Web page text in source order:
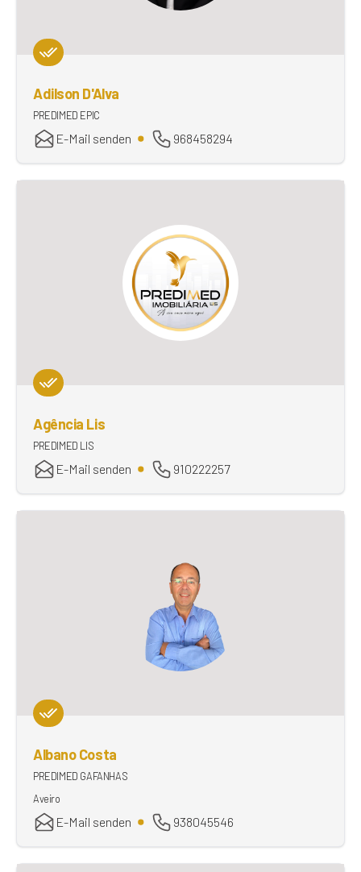
Adilson D'Alva
PREDIMED EPIC
E-Mail senden 968458294
Agência Lis
PREDIMED LIS
E-Mail senden 910222257
Albano Costa
PREDIMED GAFANHAS
Aveiro
E-Mail senden 938045546